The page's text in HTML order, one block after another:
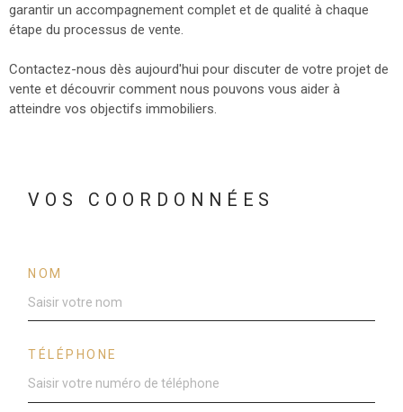
garantir un accompagnement complet et de qualité à chaque
étape du processus de vente.
Contactez-nous dès aujourd'hui pour discuter de votre projet de
vente et découvrir comment nous pouvons vous aider à
atteindre vos objectifs immobiliers.
VOS COORDONNÉES
NOM
TÉLÉPHONE